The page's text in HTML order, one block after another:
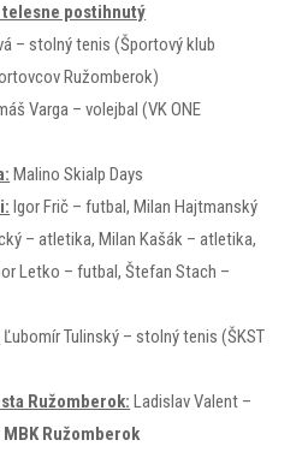
postihnutý
– stolný tenis (Športový klub
Ružomberok)
Varga – volejbal (VK ONE
Malino Skialp Days
Igor Frič – futbal, Milan Hajtmanský
– atletika, Milan Kašák – atletika,
Letko – futbal, Štefan Stach –
Ľubomír Tulinský – stolný tenis (ŠKST
Ružomberok: Ladislav Valent –
Ružomberok